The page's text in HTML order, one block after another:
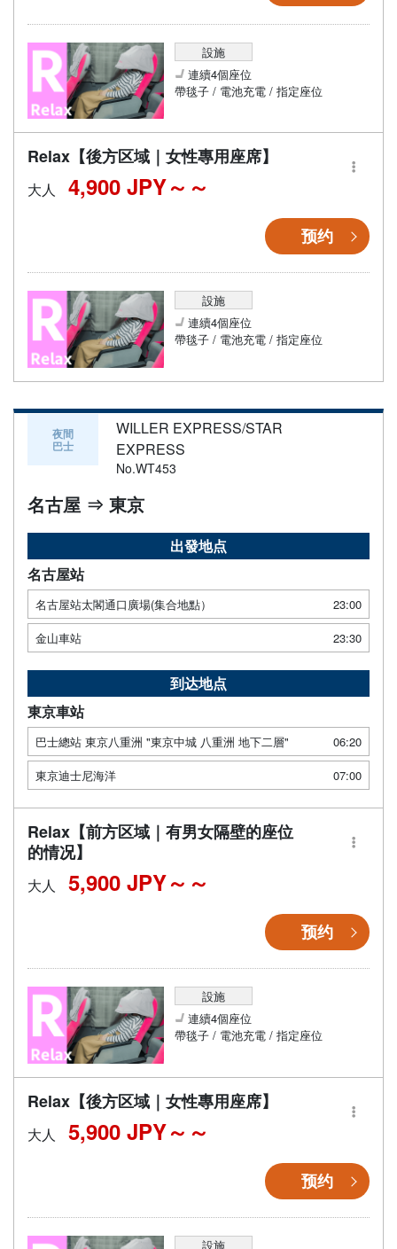
設施
連續4個座位
帶毯子 / 電池充電 / 指定座位
Relax【後方区域｜女性專用座席】
大人 4,900 JPY～
预约
設施
連續4個座位
帶毯子 / 電池充電 / 指定座位
夜間
巴士
WILLER EXPRESS/STAR
EXPRESS
No.WT453
名古屋 ⇒ 東京
出發地点
名古屋站
名古屋站太閣通口廣場(集合地點）
23:00
金山車站
23:30
到达地点
東京車站
巴士總站 東京八重洲 "東京中城 八重洲 地下二層"
06:20
東京迪士尼海洋
07:00
Relax【前方区域｜有男女隔壁的座位
的情况】
大人 5,900 JPY～
预约
設施
連續4個座位
帶毯子 / 電池充電 / 指定座位
Relax【後方区域｜女性專用座席】
大人 5,900 JPY～
预约
設施